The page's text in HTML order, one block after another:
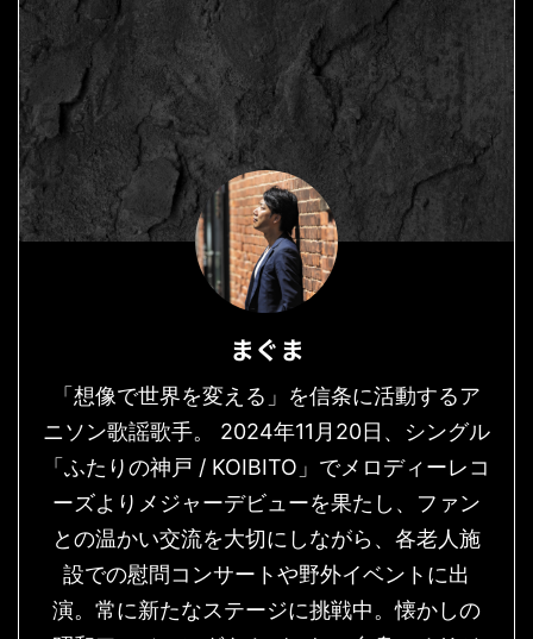
まぐま
「想像で世界を変える」を信条に活動するア
ニソン歌謡歌手。 2024年11月20日、シングル
「ふたりの神戸 / KOIBITO」でメロディーレコ
ーズよりメジャーデビューを果たし、ファン
との温かい交流を大切にしながら、各老人施
設での慰問コンサートや野外イベントに出
演。常に新たなステージに挑戦中。懐かしの